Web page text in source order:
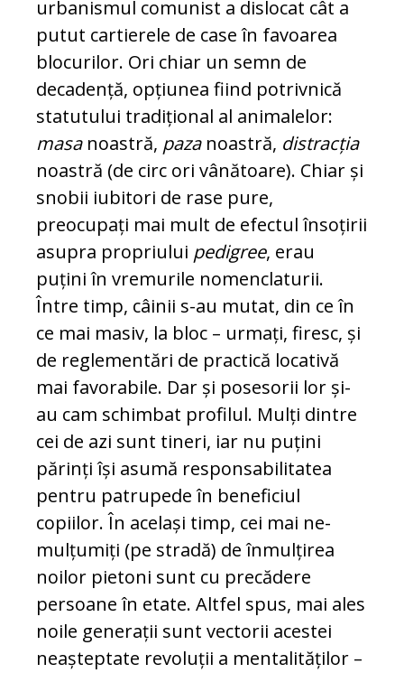
urbanismul comunist a dislocat cât a
putut cartierele de case în favoarea
blocurilor. Ori chiar un semn de
decadență, opțiunea fiind potrivnică
sta­tutului tradițional al animalelor:
masanoas­tră, pazanoastră, distracția
noastră (de circ ori vânătoare). Chiar și
snobii iu­bitori de rase pure,
preocupați mai mult de efectul însoțirii
asupra propriului pe­di­gree, erau
puțini în vremurile no­men­cla­turii.
Între timp, câinii s-au mutat, din ce în
ce mai masiv, la bloc – urmați, firesc, și
de reglementări de practică locativă
mai favorabile. Dar și posesorii lor și-
au cam schimbat profilul. Mulți dintre
cei de azi sunt tineri, iar nu puțini
părinți își asumă responsabilitatea
pentru patrupede în be­neficiul
copiilor. În același timp, cei mai ne­
mulțumiți (pe stradă) de înmulțirea
noi­lor pietoni sunt cu precădere
persoane în etate. Altfel spus, mai ales
noile ge­ne­rații sunt vectorii acestei
neașteptate revo­luții a mentalităților –